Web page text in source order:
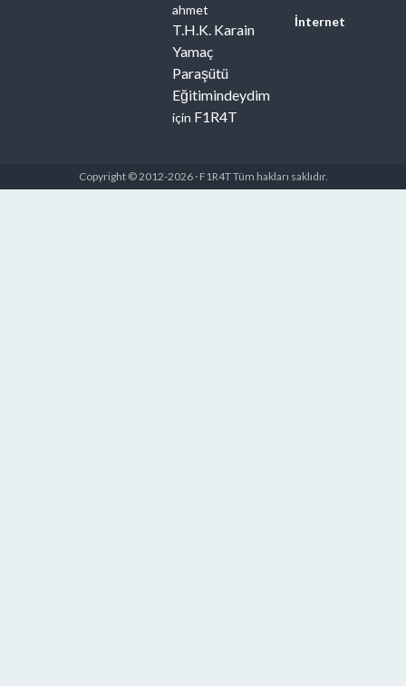
ahmet
T.H.K. Karain
Yamaç
Paraşütü
Eğitimindeydim
için F1R4T
İnternet
Copyright © 2012-2026 · F1R4T Tüm hakları saklıdır.